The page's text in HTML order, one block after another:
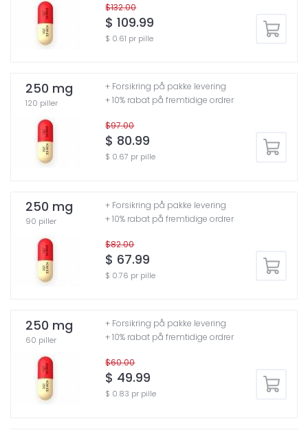
$132.00
$ 109.99
$ 0.61 pr pille
250 mg
120 piller
$97.00
$ 80.99
$ 0.67 pr pille
+ Forsikring på pakke levering
+ 10% rabat på fremtidige ordrer
250 mg
90 piller
$82.00
$ 67.99
$ 0.76 pr pille
+ Forsikring på pakke levering
+ 10% rabat på fremtidige ordrer
250 mg
60 piller
$60.00
$ 49.99
$ 0.83 pr pille
+ Forsikring på pakke levering
+ 10% rabat på fremtidige ordrer